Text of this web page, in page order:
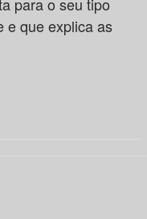
e que explica as